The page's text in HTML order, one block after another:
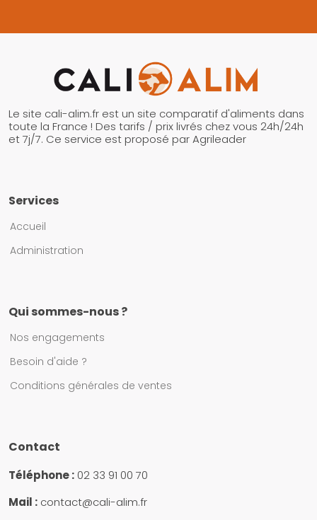
Le site cali-alim.fr est un site comparatif d'aliments dans
toute la France ! Des tarifs / prix livrés chez vous 24h/24h
et 7j/7. Ce service est proposé par Agrileader
Services
Accueil
Administration
Qui sommes-nous ?
Nos engagements
Besoin d'aide ?
Conditions générales de ventes
Contact
Téléphone : 02 33 91 00 70
Mail : contact@cali-alim.fr